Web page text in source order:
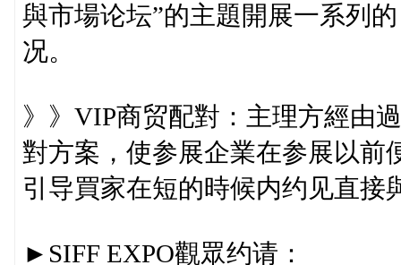
與市場论坛”的主題開展一系列
况。
》》VIP商贸配對：主理方經由
對方案，使参展企業在参展以前
引导買家在短的時候内约见直接
►SIFF EXPO觀眾约请：